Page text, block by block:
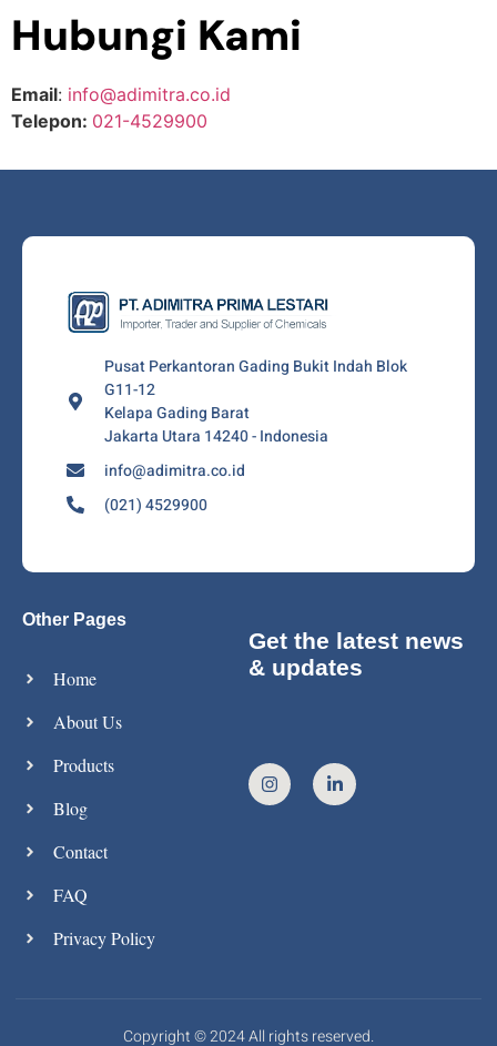
Hubungi Kami
Email: info@adimitra.co.id
Telepon: 021-4529900
Pusat Perkantoran Gading Bukit Indah Blok
G11-12
Kelapa Gading Barat
Jakarta Utara 14240 - Indonesia
info@adimitra.co.id
(021) 4529900
Other Pages
Home
About Us
Products
Blog
Contact
FAQ
Privacy Policy
Get the latest news
& updates
Copyright © 2024 All rights reserved.